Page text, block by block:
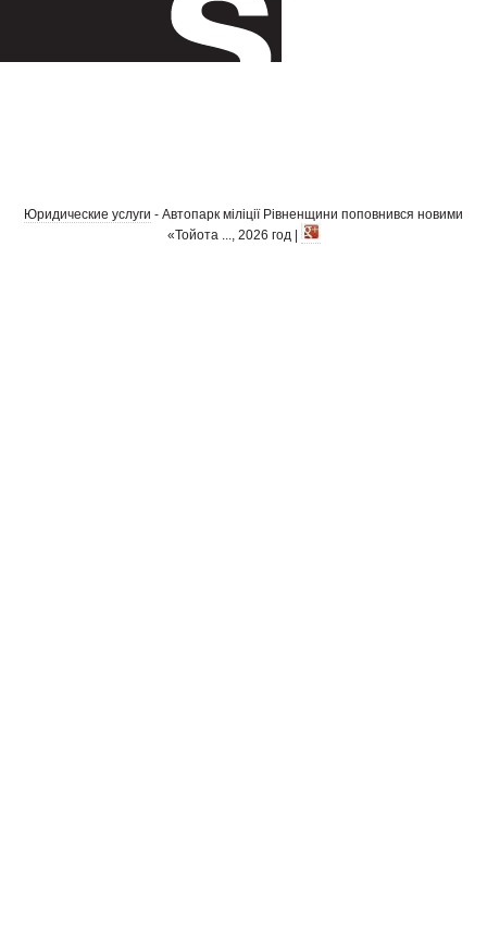
Юридические услуги - Автопарк міліції Рівненщини поповнився новими
«Тойота ..., 2026 год |